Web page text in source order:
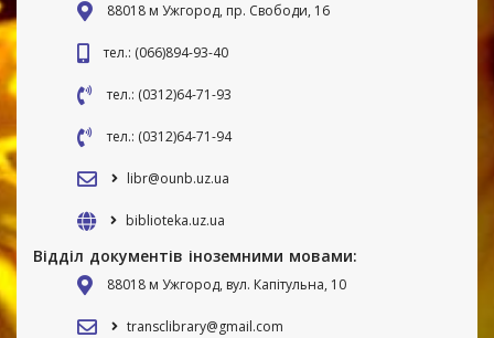
88018 м Ужгород, пр. Свободи, 16
тел.: (066)894-93-40
тел.: (0312)64-71-93
тел.: (0312)64-71-94
libr@ounb.uz.ua
biblioteka.uz.ua
Відділ документів іноземними мовами:
88018 м Ужгород, вул. Капітульна, 10
transclibrary@gmail.com